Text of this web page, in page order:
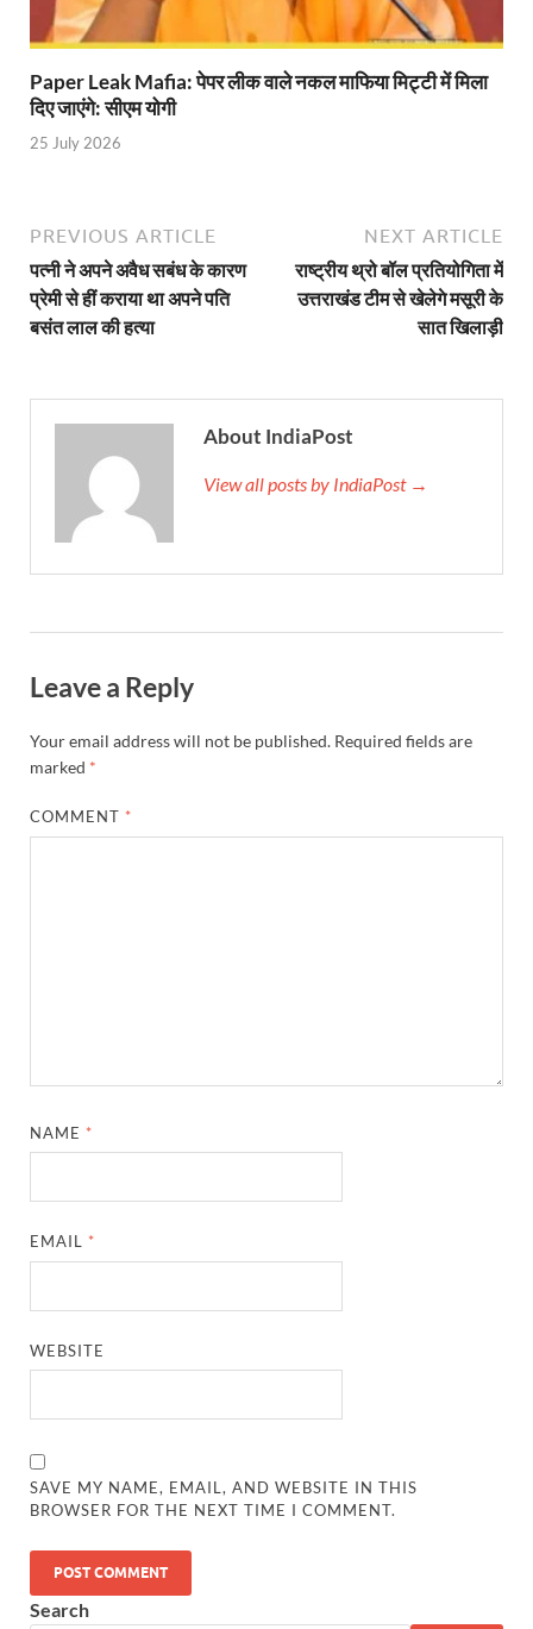
YEIDA Emerges: यीडा बना मेडिकल डिवाइस
Budget 2026: वित्त मंत्री निर्मला सीतारमण पेश कर रही
भारत पर्व में उत्तराखण्ड की झांकी ‘आत्मनिर्भर उत्तराखण्ड’
Bastar Story: बस्तर में लोकतंत्र की नई सुबह 47 गांवों में
UP Deputy CM KP Maurya: प्रयागराज पहुंचे डिप्टी
Kapil Dev Agarwal: यूपी सरकार के मंत्री कपिल देव ने
Uttarakhand Tableau: भारत पर्व पर प्रदर्शित होगी
Noida Engineer Case: एसआईटी गठन पर मृतक के पिता
BJP National President Nitin Nabin: निर्विरोध चुने
Uttarakhand Calender 2026: मुख्यमंत्री पुष्कर सिंह
Paper Leak Mafia: पेपर लीक वाले नकल माफिया मिट्टी में मिला
दिए जाएंगे: सीएम योगी
25 July 2026
PREVIOUS ARTICLE
पत्नी ने अपने अवैध सबंध के कारण
प्रेमी से हीं कराया था अपने पति
बसंत लाल की हत्या
NEXT ARTICLE
राष्ट्रीय थ्रो बॉल प्रतियोगिता में
उत्तराखंड टीम से खेलेगे मसूरी के
सात खिलाड़ी
About IndiaPost
View all posts by IndiaPost →
Leave a Reply
Your email address will not be published. Required fields are
marked *
COMMENT *
NAME *
EMAIL *
WEBSITE
SAVE MY NAME, EMAIL, AND WEBSITE IN THIS
BROWSER FOR THE NEXT TIME I COMMENT.
Search